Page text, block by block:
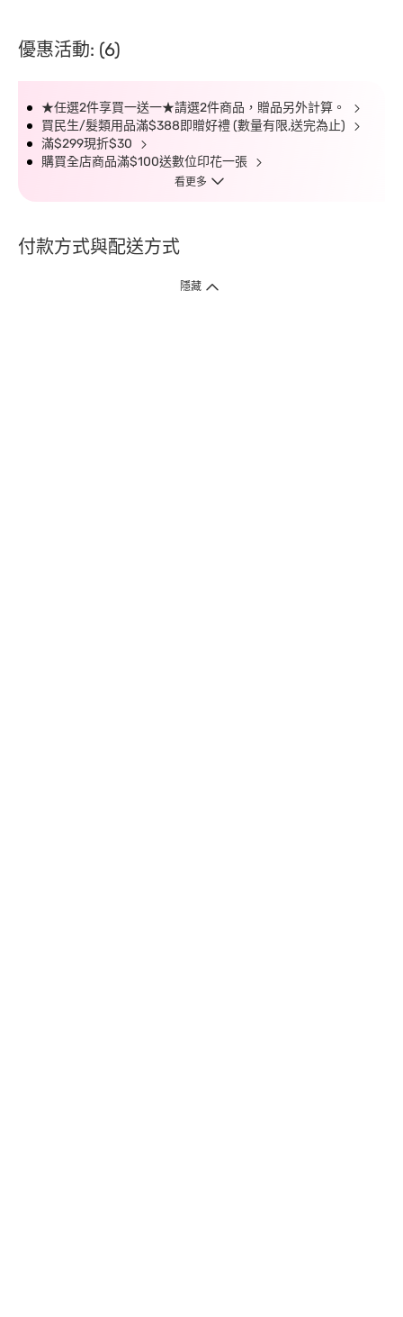
優惠活動: (6)
★任選2件享買一送一★請選2件商品，贈品另外計算。
買民生/髮類用品滿$388即贈好禮 (數量有限,送完為止)
滿$299現折$30
購買全店商品滿$100送數位印花一張
看更多
付款方式與配送方式
隱藏